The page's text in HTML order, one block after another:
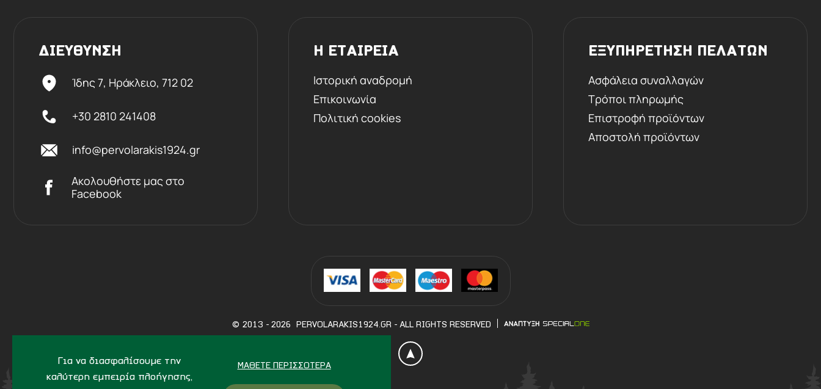
Για να διασφαλίσουμε την
καλύτερη εμπειρία πλοήγησης,
ΜΆΘΕΤΕ ΠΕΡΙΣΣΌΤΕΡΑ
ΔΙΕΥΘΥΝΣΗ
Ίδης 7, Ηράκλειο, 712 02
+30 2810 241408
info@pervolarakis1924.gr
Ακολουθήστε μας στο
Facebook
Η ΕΤΑΙΡΕΙΑ
Ιστορική αναδρομή
Επικοινωνία
Πολιτική cookies
ΕΞΥΠΗΡΕΤΗΣΗ ΠΕΛΑΤΩΝ
Ασφάλεια συναλλαγών
Τρόποι πληρωμής
Επιστροφή προϊόντων
Αποστολή προϊόντων
© 2013 - 2026 PERVOLARAKIS1924.GR - ALL RIGHTS RESERVED